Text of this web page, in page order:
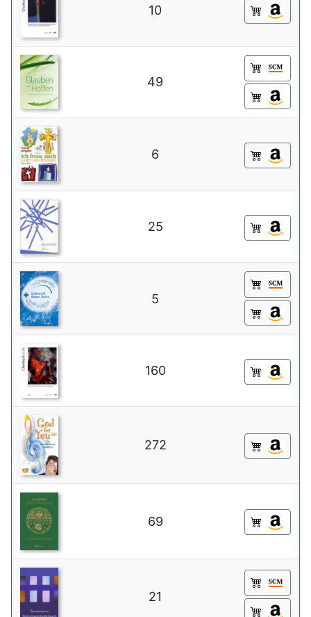
10
49
6
25
5
160
272
69
21